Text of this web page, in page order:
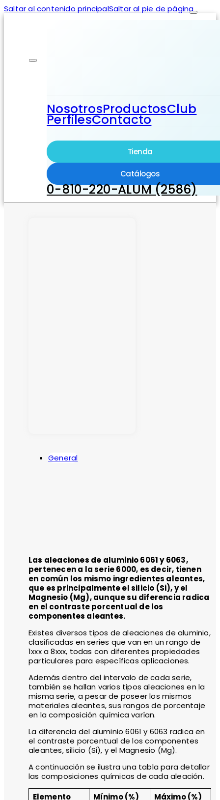
Saltar al contenido principalSaltar al pie de página
NosotrosProductosClub
PerfilesContacto
Tienda
Catálogos
0-810-220-ALUM (2586)
General
Las aleaciones de aluminio 6061 y 6063,
pertenecen a la serie 6000, es decir, tienen
en común los mismo ingredientes aleantes,
que es principalmente el silicio (Si), y el
Magnesio (Mg), aunque su diferencia radica
en el contraste porcentual de los
componentes aleantes.
Existes diversos tipos de aleaciones de aluminio,
clasificadas en series que van en un rango de
1xxx a 8xxx, todas con diferentes propiedades
particulares para específicas aplicaciones.
Además dentro del intervalo de cada serie,
también se hallan varios tipos aleaciones en la
misma serie, a pesar de poseer los mismos
materiales aleantes, sus rangos de porcentaje
en la composición química varían.
La diferencia del aluminio 6061 y 6063 radica en
el contraste porcentual de los componentes
aleantes, silicio (Si), y el Magnesio (Mg).
A continuación se ilustra una tabla para detallar
las composiciones químicas de cada aleación.
Elemento
Mínimo (%)
Máximo (%)